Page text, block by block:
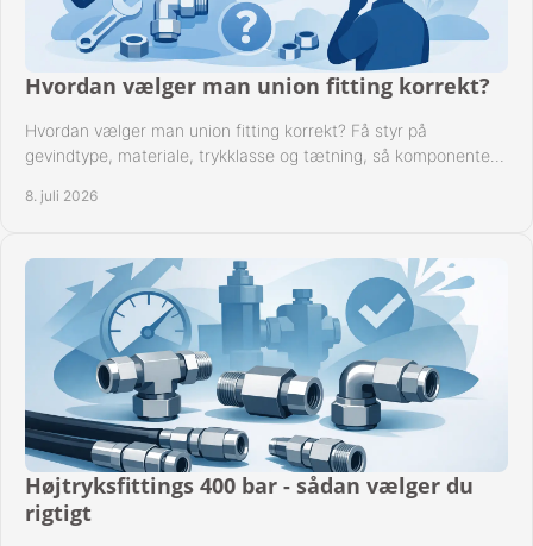
Hvordan vælger man union fitting korrekt?
Hvordan vælger man union fitting korrekt? Få styr på
gevindtype, materiale, trykklasse og tætning, så komponenten
8. juli 2026
Højtryksfittings 400 bar - sådan vælger du
rigtigt